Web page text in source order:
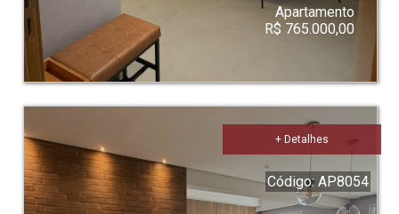
Apartamento
R$ 765.000,00
+ Detalhes
Código: AP8054